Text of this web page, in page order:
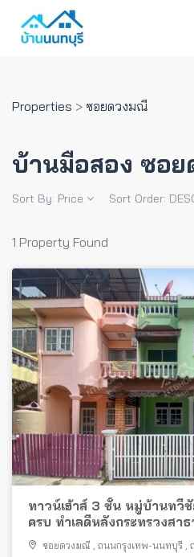
Properties > ซอยดวงมณี
บ้านมือสอง ซอ
Sort By: Price Sort Order:
1 Property Found
ทาวน์เฮ้าส์ 3 ชั้น หมู่บ้านทวี
ครบ ทำเลดีหลังกระทรวงสา
ซอยดวงมณี ถนนกรุงเทพ-นนทบุรี